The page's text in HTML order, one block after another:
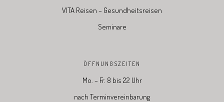
VITA Reisen – Gesundheitsreisen
Seminare
ÖFFNUNGSZEITEN
Mo. – Fr. 8 bis 22 Uhr
nach Terminvereinbarung